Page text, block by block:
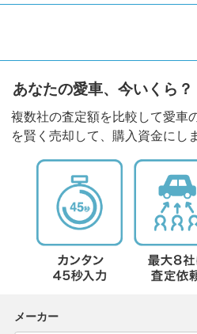
あなたの愛車、今いくら？
複数社の査定額を比較して愛車
を賢く売却して、購入資金にし
メーカー